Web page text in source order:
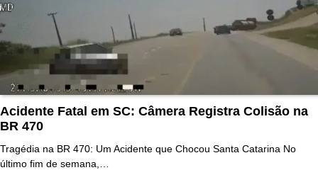
Acidente Fatal em SC: Câmera Registra Colisão na
BR 470
Tragédia na BR 470: Um Acidente que Chocou Santa Catarina No
último fim de semana,…